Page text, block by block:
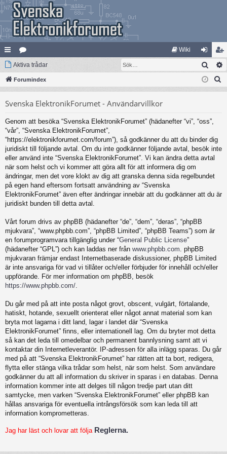
na
bb
ar
at
eg
Wiki
og
ga
li
m
Aktiva trådar Sök
Forumindex
Svenska ElektronikForumet - Användarvillkor
Genom att besöka “Svenska ElektronikForumet” (hädanefter “vi”, “oss”,
“vår”, “Svenska ElektronikForumet”,
“https://elektronikforumet.com/forum”), så godkänner du att du binder dig
juridiskt till följande avtal. Om du inte godkänner följande avtal, besök inte
eller använd inte “Svenska ElektronikForumet”. Vi kan ändra detta avtal
när som helst och vi kommer att göra allt för att informera dig om
ändringar, men det vore klokt av dig att granska denna sida regelbundet
på egen hand eftersom fortsatt användning av “Svenska
ElektronikForumet” även efter ändringar innebär att du godkänner att du är
juridiskt bunden till detta avtal.
Vårt forum drivs av phpBB (hädanefter “de”, “dem”, “deras”, “phpBB
mjukvara”, “www.phpbb.com”, “phpBB Limited”, “phpBB Teams”) som är
en forumprogramvara tillgänglig under “General Public License”
(hädanefter “GPL”) och kan laddas ner från www.phpbb.com . phpBB
mjukvaran främjar endast Internetbaserade diskussioner, phpBB Limited
är inte ansvariga för vad vi tillåter och/eller förbjuder för innehåll och/eller
uppförande. För mer information om phpBB, besök
https://www.phpbb.com/
Du går med på att inte posta något grovt, obscent, vulgärt, förtalande,
hatiskt, hotande, sexuellt orienterat eller något annat material som kan
bryta mot lagarna i ditt land, lagar i landet där “Svenska
ElektronikForumet” finns, eller internationell lag. Om du bryter mot detta
så kan det leda till omedelbar och permanent bannlysning samt att vi
kontaktar din Internetleverantör. IP-adressen för alla inlägg sparas. Du går
med på att “Svenska ElektronikForumet” har rätten att ta bort, redigera,
flytta eller stänga vilka trådar som helst, när som helst. Som användare
godkänner du att all information du skriver in sparas i en databas. Denna
information kommer inte att delges till någon tredje part utan ditt
samtycke, men varken “Svenska ElektronikForumet” eller phpBB kan
hållas ansvariga för eventuella intrångsförsök som kan leda till att
information komprometteras.
Jag har läst och lovar att följa Reglerna.